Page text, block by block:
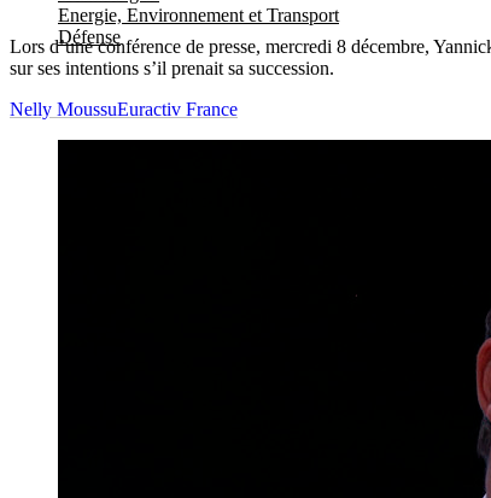
Energie, Environnement et Transport
Défense
Lors d’une conférence de presse, mercredi 8 décembre,
sur ses intentions s’il prenait sa succession.
Nelly MoussuEuractiv France